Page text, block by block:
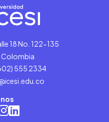
18 No. 122-135
Colombia
555 2334